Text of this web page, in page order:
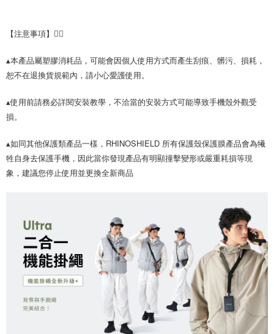
【注意事項】👇🏻
▴本產品屬塑膠消耗品，可能會因個人使用方式而產生刮痕、髒污、損耗，
恕不在退換貨規範內，請小心愛護使用。
▴使用前請務必詳閱安裝教學，不洽當的安裝方式可能導致手機殼外觀受
損。
▴如同其他保護類產品一樣，RHINOSHIELD 所有保護殼保護膜產品會為犧
牲自身去保護手機，因此當你發現產品有明顯撞擊變形或嚴重耗損等現
象，建議您停止使用並更換全新商品